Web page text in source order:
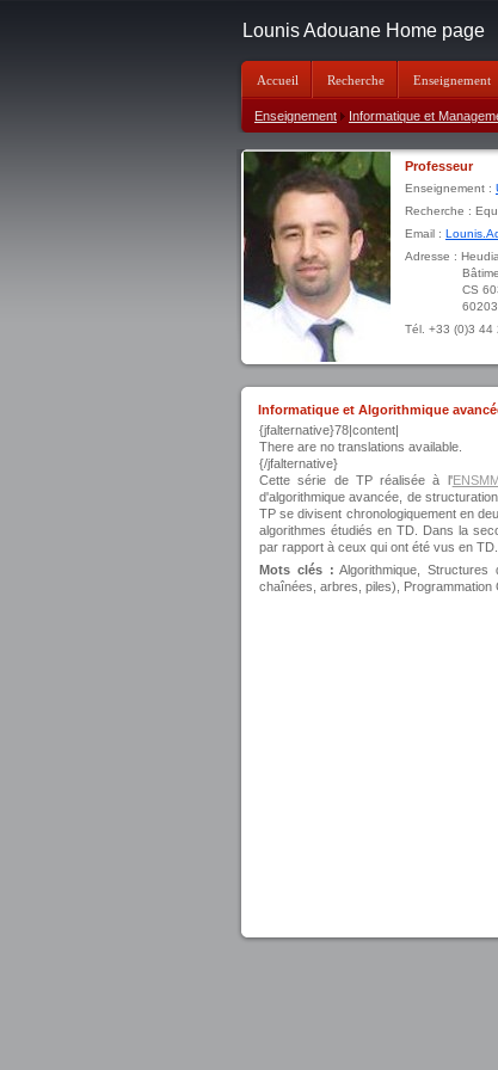
Accueil Recherche Enseignement
Enseignement Informatique et
Lounis Adouane Home page
Professeur
Enseignement :
Recherche :
Email :
Adresse :
Bâtiment
CS 60319,
60203
Tél. +33 (0)3 44
Informatique et Algorithmique
{jfalternative}78|content|
There are no translations available.
{/jfalternative}
Cette série de TP réalisée à l'
d'algorithmique avancée, de
TP se divisent chronologiquement en
algorithmes étudiés en TD. Dans la
par rapport à ceux qui ont été vus en
Mots clés : Algorithmique,
chaînées, arbres, piles), Programmation